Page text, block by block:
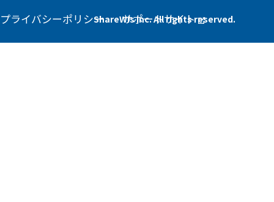
プライバシーポリシー サポートサイト
ShareWis Inc. All rights reserved.